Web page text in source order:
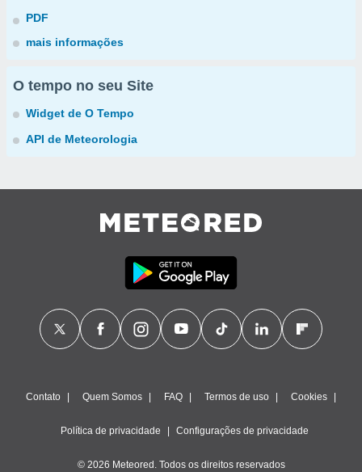
PDF
mais informações
O tempo no seu Site
Widget de O Tempo
API de Meteorologia
Contato Quem Somos FAQ Termos de uso Cookies
Política de privacidade Configurações de privacidade
© 2026 Meteored. Todos os direitos reservados